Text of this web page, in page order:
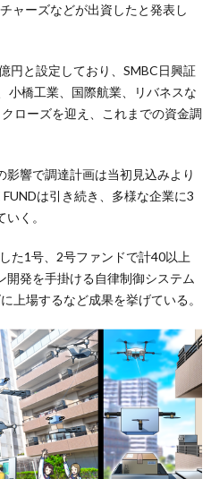
ャーズなどが出資したと発表し
円と設定しており、SMBC日興証
小橋工業、国際航業、リバネスな
ローズを迎え、これまでの資金調
響で調達計画は当初見込みより
は引き続き、多様な企業に3
く。
た1号、2号ファンドで計40以上
発を手掛ける自律制御システム
上場するなど成果を挙げている。